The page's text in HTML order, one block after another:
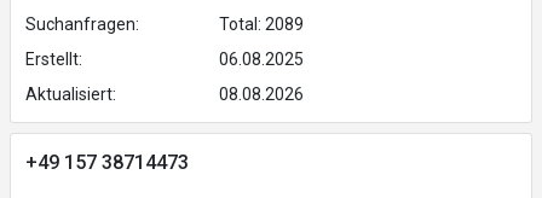
Suchanfragen:
Total: 2089
Erstellt:
06.08.2025
Aktualisiert:
08.08.2026
+49 157 38714473